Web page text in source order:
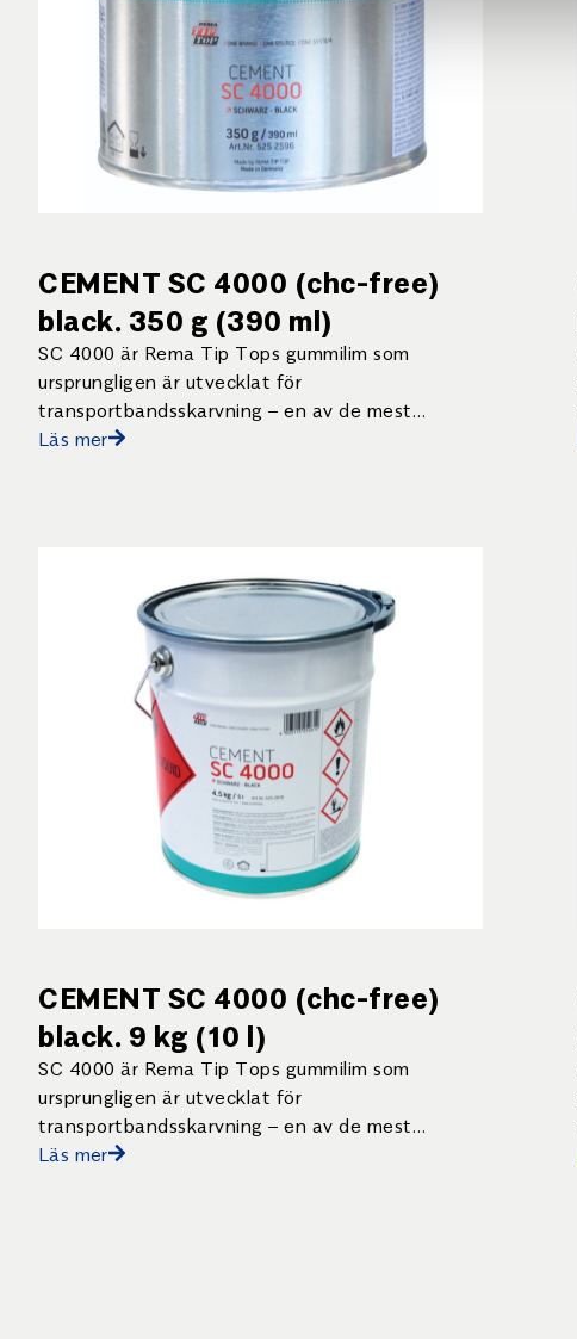
CEMENT SC 4000 (chc-free)
black. 350 g (390 ml)
SC 4000 är Rema Tip Tops gummilim som
ursprungligen är utvecklat för
transportbandsskarvning – en av de mest
krävande tillämpningarna för ett lim.
Läs mer
CEMENT SC 4000 (chc-free)
black. 9 kg (10 l)
SC 4000 är Rema Tip Tops gummilim som
ursprungligen är utvecklat för
transportbandsskarvning – en av de mest
krävande tillämpningarna för ett lim.
Läs mer